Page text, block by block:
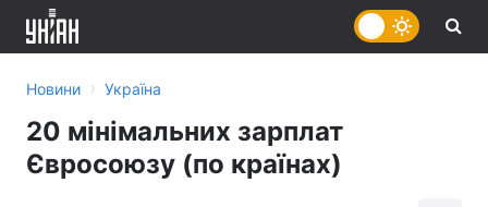
Новини › Україна
20 мінімальних зарплат
Євросоюзу (по країнах)